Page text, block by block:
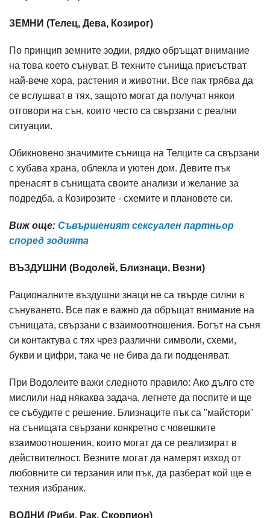
ЗЕМНИ (Телец, Дева, Козирог)
По принцип земните зодии, рядко обръщат внимание
на това което сънуват. В техните сънища присъстват
най-вече хора, растения и животни. Все пак трябва да
се вслушват в тях, защото могат да получат някои
отговори на сън, които често са свързани с реални
ситуации.
Обикновено значимите сънища на Телците са свързани
с хубава храна, облекла и уютен дом. Девите пък
пренасят в сънищата своите анализи и желание за
подредба, а Козирозите - схемите и плановете си.
Виж още: Съвършеният сексуален партньор
според зодията
ВЪЗДУШНИ (Водолей, Близнаци, Везни)
Рационалните въздушни знаци не са твърде силни в
сънуването. Все пак е важно да обръщат внимание на
сънищата, свързани с взаимоотношения. Богът на съня
си контактува с тях чрез различни символи, схеми,
букви и цифри, така че не бива да ги подценяват.
При Водолеите важи следното правило: Ако дълго сте
мислили над някаква задача, легнете да поспите и ще
се събудите с решение. Близнаците пък са "майстори"
на сънищата свързани конкретно с човешките
взаимоотношения, които могат да се реализират в
действителност. Везните могат да намерят изход от
любовните си терзания или пък, да разберат кой ще е
техния избраник.
ВОДНИ (Риби, Рак, Скорпион)